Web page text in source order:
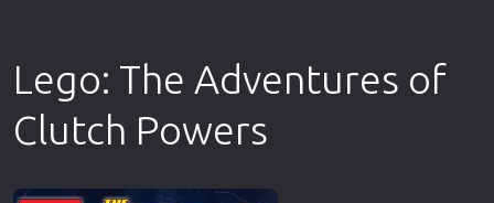
Lego: The Adventures of
Clutch Powers